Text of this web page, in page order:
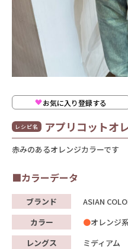
お気に入り登録する
レシピ名 アプリコットオ
赤みのあるオレンジカラーです
■カラーデータ
ブランド
ASIAN
カラー
オレンジ系
レングス
ミディアム